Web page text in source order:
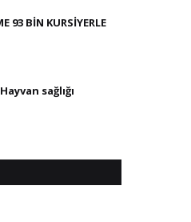
93 BİN KURSİYERLE
sağlığı